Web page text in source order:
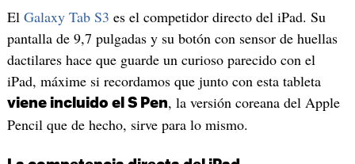
El Galaxy Tab S3 es el competidor directo del iPad. Su
pantalla de 9,7 pulgadas y su botón con sensor de huellas
dactilares hace que guarde un curioso parecido con el
iPad, máxime si recordamos que junto con esta tableta
viene incluido el S Pen, la versión coreana del Apple
Pencil que de hecho, sirve para lo mismo.